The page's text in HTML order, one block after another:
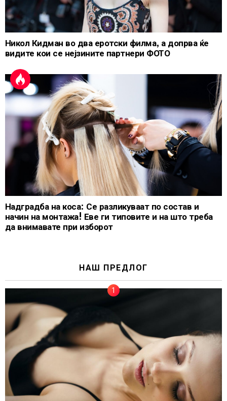
Никол Кидман во два еротски филма, а допрва ќе
видите кои се нејзините партнери ФОТО
Надградба на коса: Се разликуваат по состав и
начин на монтажа! Еве ги типовите и на што треба
да внимавате при изборот
НАШ ПРЕДЛОГ